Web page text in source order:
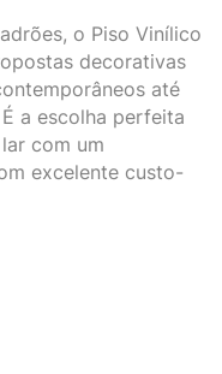
o Piso Vinílico
decorativas
até
a escolha perfeita
com um
excelente custo-